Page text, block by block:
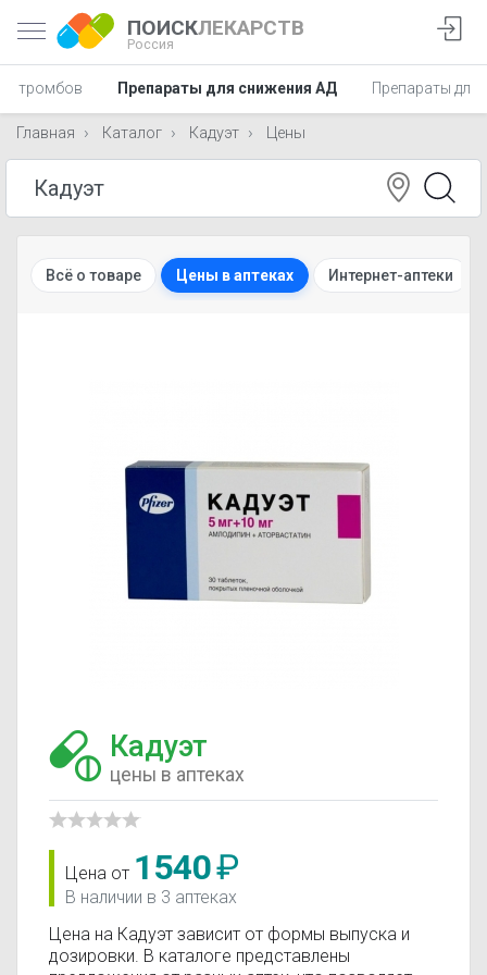
ПОИСКЛЕКАРСТВ
Россия
тромбов Препараты для снижения АД Препараты для
Главная Каталог Кадуэт Цены
Всё о товаре Цены в аптеках Интернет-аптеки
Кадуэт
цены в аптеках
Цена от 1540₽
В наличии в 3 аптеках
Цена на Кадуэт зависит от формы выпуска и
дозировки. В каталоге представлены